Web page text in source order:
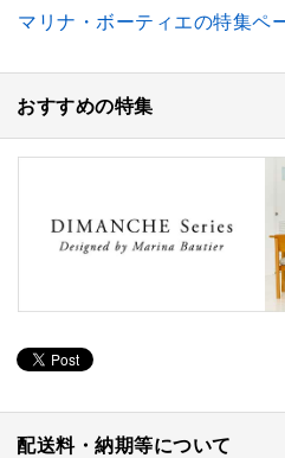
マリナ・ボーティエの特集ペ
おすすめの特集
配送料・納期等について